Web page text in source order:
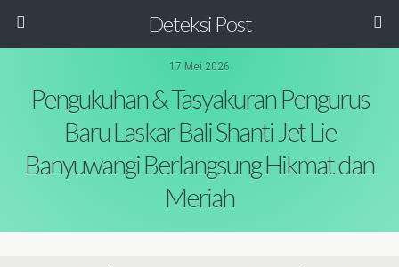
Deteksi Post
17 Mei 2026
Pengukuhan & Tasyakuran Pengurus
Baru Laskar Bali Shanti Jet Lie
Banyuwangi Berlangsung Hikmat dan
Meriah